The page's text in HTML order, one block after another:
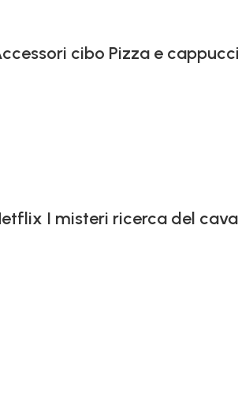
cibo Pizza e
I misteri ricerca del